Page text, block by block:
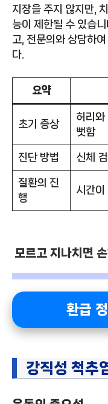
지장을 주지 않지만,
능이 제한될 수 있습
고, 전문의와 상담하
다.
요약
초기 증상
허리와
뻣함
진단 방법 신체
질환의 진
행
시간이
모르고 지나치면
환급
강직성 척추